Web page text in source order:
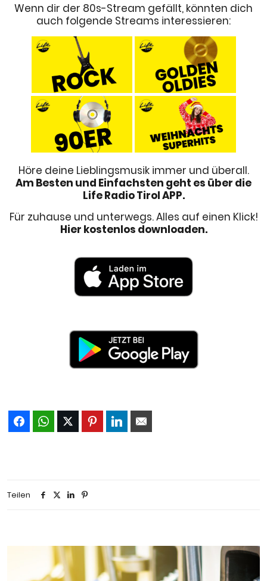
Wenn dir der 80s-Stream gefällt, könnten dich
auch folgende Streams interessieren:
Höre deine Lieblingsmusik immer und überall.
Am Besten und Einfachsten geht es über die
Life Radio Tirol APP.
Für zuhause und unterwegs. Alles auf einen Klick!
Hier kostenlos downloaden.
Teilen